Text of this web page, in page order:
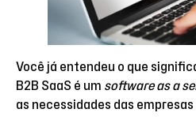
Você já entendeu o que
B2B SaaS é um software as a
as necessidades das empresas